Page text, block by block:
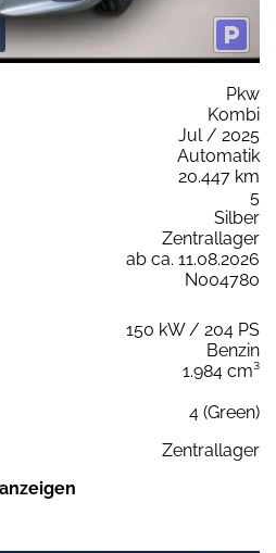
Pkw
Kombi
Jul / 2025
Automatik
20.447 km
5
Silber
Zentrallager
ab ca. 11.08.2026
N004780
150 kW / 204 PS
Benzin
1.984 cm³
4 (Green)
Zentrallager